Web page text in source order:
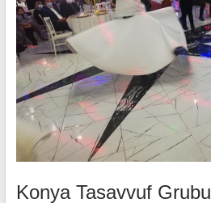
Konya Tasavvuf Grubu